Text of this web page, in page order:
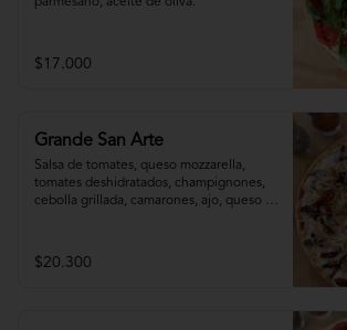
$17.000
Grande San Arte
Salsa de tomates, queso mozzarella,
tomates deshidratados, champignones,
cebolla grillada, camarones, ajo, queso
$20.300